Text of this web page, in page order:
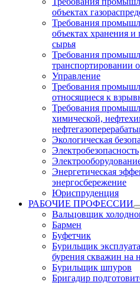
объектах
Требования
объектах хранения и
сырья
Требования
транспортировании
Управление
Требования
относящиеся к
Требования
химической,
Экологическая
Электробезопасность
Энергетическая
энергосбережение
Юриспруденция
РАБОЧИЕ ПРОФЕССИИ
Вальцовщик
Бармен
Буфетчик
Бурильщик
бурения скважин на
Бурильщик шпуров
Бригадир